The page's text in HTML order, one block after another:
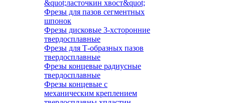
&quot;ласточкин хвост&quot;
Фрезы для пазов сегментных
шпонок
Фрезы дисковые 3-хсторонние
твердосплавные
Фрезы для Т-образных пазов
твердосплавные
Фрезы концевые радиусные
твердосплавные
Фрезы концевые с
механическим креплением